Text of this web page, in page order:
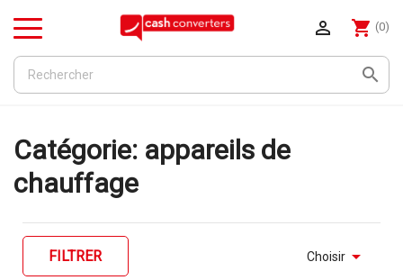

shopping_cart (0)

Menu
Catégorie: appareils de
chauffage
FILTRER Choisir